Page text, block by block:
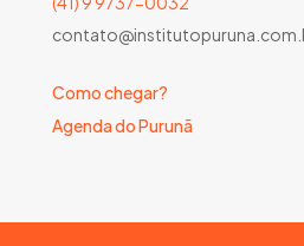
Como chegar?
Agenda do Purunã